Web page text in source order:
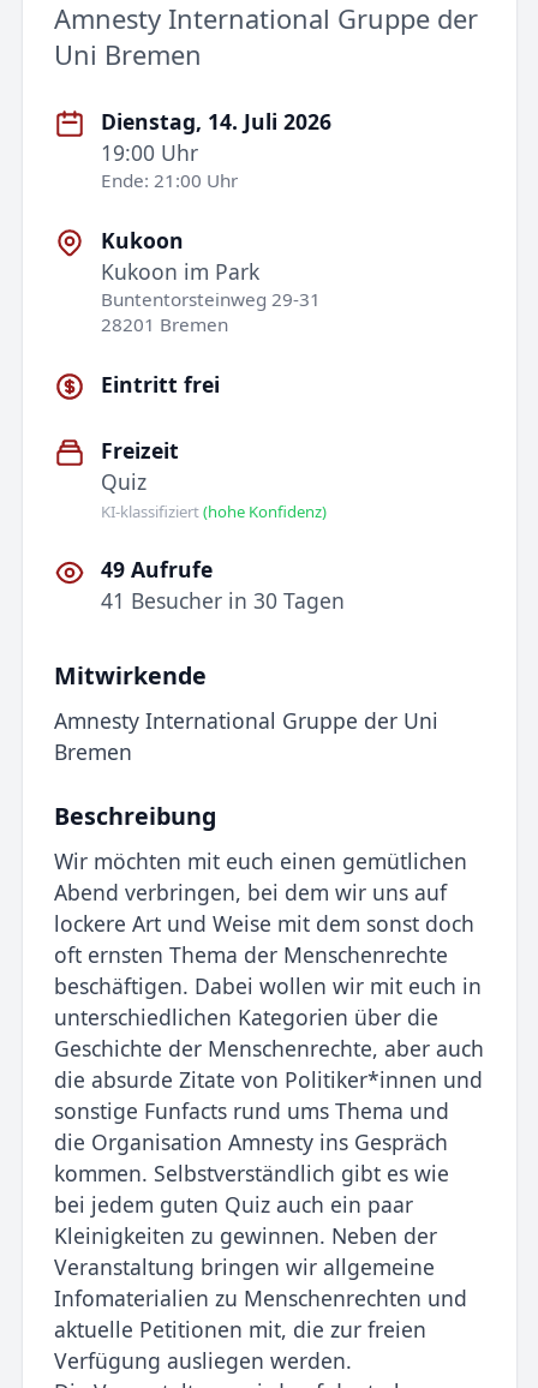
Amnesty International Gruppe der
Uni Bremen
Dienstag, 14. Juli 2026
19:00 Uhr
Ende: 21:00 Uhr
Kukoon
Kukoon im Park
Buntentorsteinweg 29-31
28201 Bremen
Eintritt frei
Freizeit
Quiz
KI-klassifiziert(hohe Konfidenz)
49 Aufrufe
41 Besucher in 30 Tagen
Mitwirkende
Amnesty International Gruppe der Uni
Bremen
Beschreibung
Wir möchten mit euch einen gemütlichen
Abend verbringen, bei dem wir uns auf
lockere Art und Weise mit dem sonst doch
oft ernsten Thema der Menschenrechte
beschäftigen. Dabei wollen wir mit euch in
unterschiedlichen Kategorien über die
Geschichte der Menschenrechte, aber auch
die absurde Zitate von Politiker*innen und
sonstige Funfacts rund ums Thema und
die Organisation Amnesty ins Gespräch
kommen. Selbstverständlich gibt es wie
bei jedem guten Quiz auch ein paar
Kleinigkeiten zu gewinnen. Neben der
Veranstaltung bringen wir allgemeine
Infomaterialien zu Menschenrechten und
aktuelle Petitionen mit, die zur freien
Verfügung ausliegen werden.